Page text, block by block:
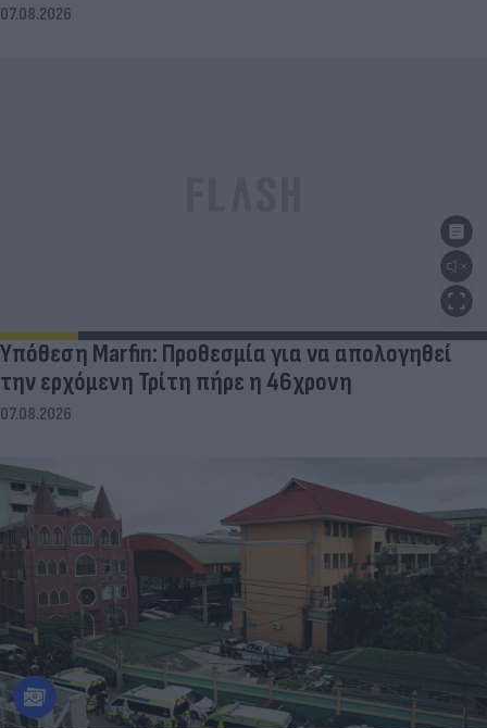
07.08.2026
Υπόθεση Marfin: Προθεσμία για να απολογηθεί
την ερχόμενη Τρίτη πήρε η 46χρονη
07.08.2026